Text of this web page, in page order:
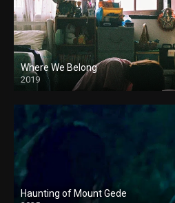
Where We Belong
2019
Haunting of Mount Gede